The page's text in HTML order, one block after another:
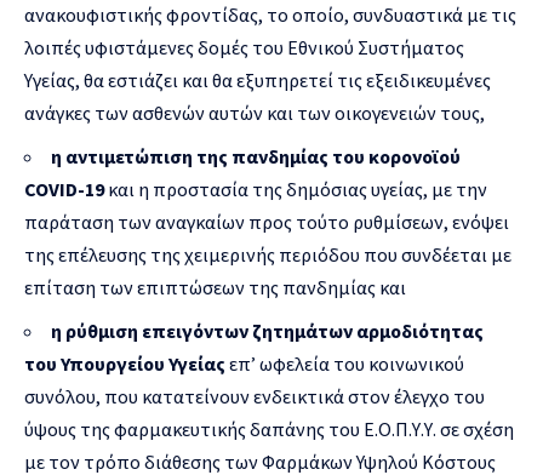
ανακουφιστικής φροντίδας, το οποίο, συνδυαστικά με τις
λοιπές υφιστάμενες δομές του Εθνικού Συστήματος
Υγείας, θα εστιάζει και θα εξυπηρετεί τις εξειδικευμένες
ανάγκες των ασθενών αυτών και των οικογενειών τους,
η αντιμετώπιση της πανδημίας του κορονοϊού
COVID-19και η προστασία της δημόσιας υγείας, με την
παράταση των αναγκαίων προς τούτο ρυθμίσεων, ενόψει
της επέλευσης της χειμερινής περιόδου που συνδέεται με
επίταση των επιπτώσεων της πανδημίας και
η ρύθμιση επειγόντων ζητημάτων αρμοδιότητας
του Υπουργείου Υγείας επ’ ωφελεία του κοινωνικού
συνόλου, που κατατείνουν ενδεικτικά στον έλεγχο του
ύψους της φαρμακευτικής δαπάνης του Ε.Ο.Π.Υ.Υ. σε σχέση
με τον τρόπο διάθεσης των Φαρμάκων Υψηλού Κόστους